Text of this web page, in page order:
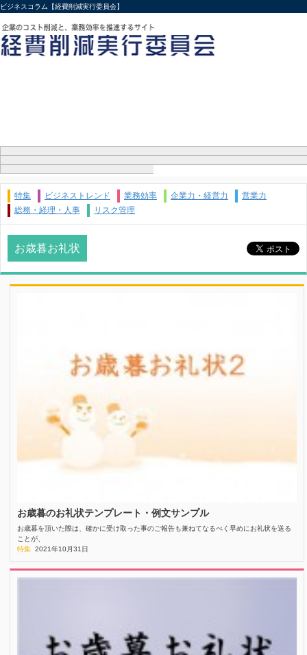
ビジネスコラム【経費削減実行委員会】
特集 ビジネストレンド 業務効率 企業力・経営力
営業力
総務・経理・人事
リスク管理
お歳暮お礼状
お歳暮のお礼状テンプレート・例文サンプル
お歳暮を頂いた際は、確かに受け取った事のご報告も兼ねてなるべく早めにお礼状を送る
ことが、
特集 2021年10月31日